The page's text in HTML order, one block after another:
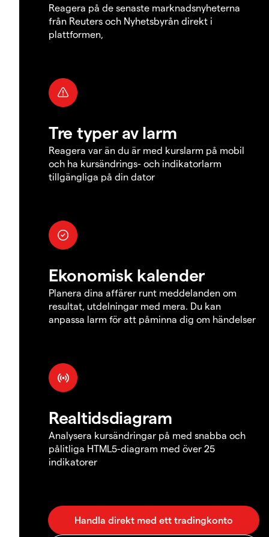
Reagera på de senaste marknadsnyheterna
från Reuters och Nyhetsbyrån direkt i
plattformen,
Tre typer av larm
Reagera var än du är med kurslarm på mobil
och ha kursändrings- och indikatorlarm
tillgängliga på din dator
Ekonomisk kalender
Planera dina affärer runt meddelanden om
resultat, utdelningar med mera. Du kan
anpassa larm för att påminna dig om händelser
Realtidsdiagram
Analysera kursändringar på med snabba och
pålitliga HTML5-diagram med över 25
indikatorer